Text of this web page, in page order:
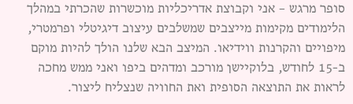
סופר מרגש – אני וקבוצת אדריכליות מוכשרות שהכרתי במהלך
הלימודים מקימות מייצבים שמשלבים עיצוב דיגיטלי ופרמטרי,
מיפויים והקרנות ווידיאו. המיצב הבא שלנו הולך להיות מוקם
ב-15 לחודש, בלוקיישן מורכב ומדהים ביפו ואני ממש מחכה
לראות את התוצאה הסופית ואת החוויה שנצליח ליצור.